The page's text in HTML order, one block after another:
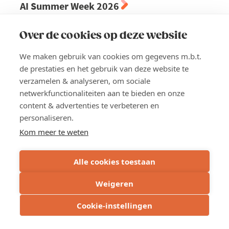
Over de cookies op deze website
We maken gebruik van cookies om gegevens m.b.t.
de prestaties en het gebruik van deze website te
verzamelen & analyseren, om sociale
netwerkfunctionaliteiten aan te bieden en onze
content & advertenties te verbeteren en
personaliseren.
Kom meer te weten
Alle cookies toestaan
Weigeren
Cookie-instellingen
AI Summer Week 2026
zettenTijdens de AI Summer Week ontdek je hoe AI kan
tool voor jouw bedrijf. De opleiding start met de
basisprincipes en eindigt met geavanceerde
toepassingen. Er is geen voorkennis vereist.
Locatie
Kortrijk
Voka-leden: 1.785 euro